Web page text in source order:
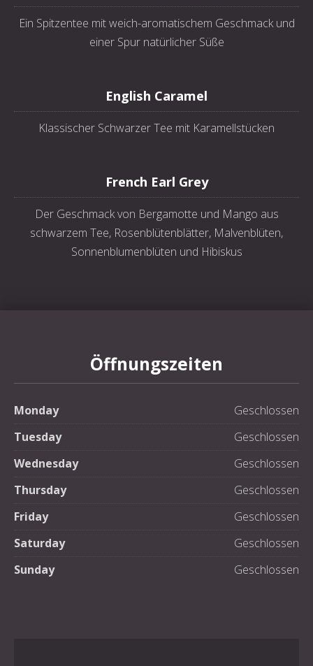
Ein Spitzentee mit weich-aromatischem Geschmack und
einer Spur natürlicher Süße
English Caramel
Klassischer Schwarzer Tee mit Karamellstücken
French Earl Grey
Der Geschmack von Bergamotte und Mango aus
schwarzem Tee, Rosenblütenblätter, Malvenblüten,
Sonnenblumenblüten und Hibiskus
Öffnungszeiten
Monday
Geschlossen
Tuesday
Geschlossen
Wednesday
Geschlossen
Thursday
Geschlossen
Friday
Geschlossen
Saturday
Geschlossen
Sunday
Geschlossen